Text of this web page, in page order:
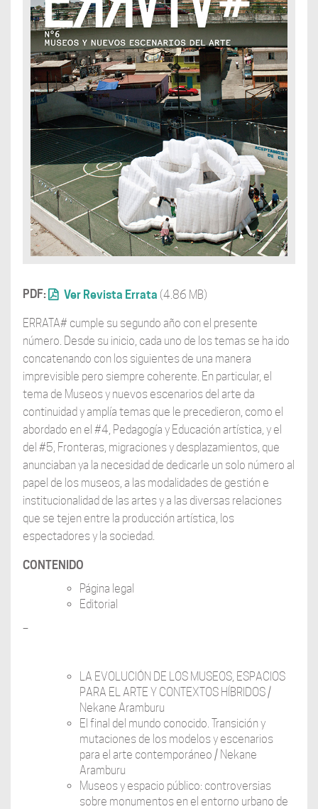
PDF: Ver Revista Errata (4.86 MB)
ERRATA# cumple su segundo año con el presente
número. Desde su inicio, cada uno de los temas se ha ido
concatenando con los siguientes de una manera
imprevisible pero siempre coherente. En particular, el
tema de Museos y nuevos escenarios del arte da
continuidad y amplía temas que le precedieron, como el
abordado en el #4, Pedagogía y Educación artística, y el
del #5, Fronteras, migraciones y desplazamientos, que
anunciaban ya la necesidad de dedicarle un solo número al
papel de los museos, a las modalidades de gestión e
institucionalidad de las artes y a las diversas relaciones
que se tejen entre la producción artística, los
espectadores y la sociedad.
CONTENIDO
Página legal
Editorial
–
LA EVOLUCIÓN DE LOS MUSEOS, ESPACIOS
PARA EL ARTE Y CONTEXTOS HÍBRIDOS /
Nekane Aramburu
El final del mundo conocido. Transición y
mutaciones de los modelos y escenarios
para el arte contemporáneo / Nekane
Aramburu
Museos y espacio público: controversias
sobre monumentos en el entorno urbano de